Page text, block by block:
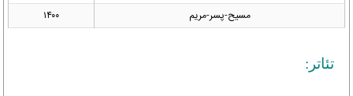
مسیح-پسر-مریم
۱۴۰۰
تئاتر: